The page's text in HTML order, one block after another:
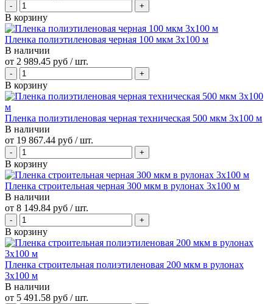
В корзину
Пленка полиэтиленовая черная 100 мкм 3х100 м
В наличии
от 2 989.45 руб / шт.
В корзину
Пленка полиэтиленовая черная техническая 500 мкм 3х100 м
В наличии
от 19 867.44 руб / шт.
В корзину
Пленка строительная черная 300 мкм в рулонах 3х100 м
В наличии
от 8 149.84 руб / шт.
В корзину
Пленка строительная полиэтиленовая 200 мкм в рулонах
3х100 м
В наличии
от 5 491.58 руб / шт.